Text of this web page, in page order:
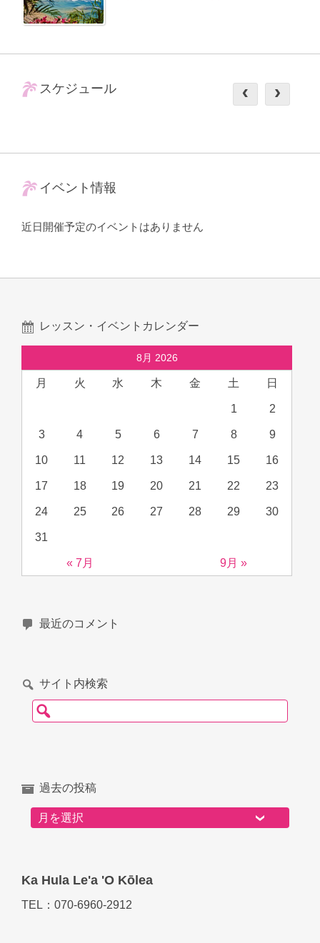
スケジュール
イベント情報
近日開催予定のイベントはありません
レッスン・イベントカレンダー
8月 2026
月 火 水 木 金 土 日
« 7月 9月 »
1 2
3 4 5 6 7 8 9
10 11 12 13 14 15 16
17 18 19 20 21 22 23
24 25 26 27 28 29 30
31
最近のコメント
サイト内検索
検索:
過去の投稿
過去の投稿
Ka Hula Le'a 'O Kōlea
TEL：070-6960-2912